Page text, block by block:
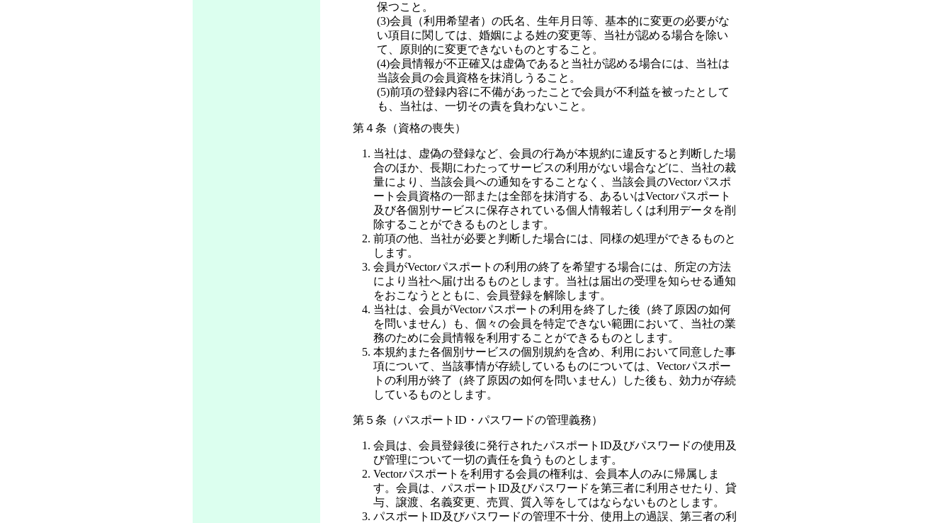
保つこと。
(3)会員（利用希望者）の氏名、生年月日等、基本的に変更の必要がな
い項目に関しては、婚姻による姓の変更等、当社が認める場合を除い
て、原則的に変更できないものとすること。
(4)会員情報が不正確又は虚偽であると当社が認める場合には、当社は
当該会員の会員資格を抹消しうること。
(5)前項の登録内容に不備があったことで会員が不利益を被ったとして
も、当社は、一切その責を負わないこと。
第４条（資格の喪失）
当社は、虚偽の登録など、会員の行為が本規約に違反すると判断した場
合のほか、長期にわたってサービスの利用がない場合などに、当社の裁
量により、当該会員への通知をすることなく、当該会員のVectorパスポ
ート会員資格の一部または全部を抹消する、あるいはVectorパスポート
及び各個別サービスに保存されている個人情報若しくは利用データを削
除することができるものとします。
前項の他、当社が必要と判断した場合には、同様の処理ができるものと
します。
会員がVectorパスポートの利用の終了を希望する場合には、所定の方法
により当社へ届け出るものとします。当社は届出の受理を知らせる通知
をおこなうとともに、会員登録を解除します。
当社は、会員がVectorパスポートの利用を終了した後（終了原因の如何
を問いません）も、個々の会員を特定できない範囲において、当社の業
務のために会員情報を利用することができるものとします。
本規約また各個別サービスの個別規約を含め、利用において同意した事
項について、当該事情が存続しているものについては、Vectorパスポー
トの利用が終了（終了原因の如何を問いません）した後も、効力が存続
しているものとします。
第５条（パスポートID・パスワードの管理義務）
会員は、会員登録後に発行されたパスポートID及びパスワードの使用及
び管理について一切の責任を負うものとします。
Vectorパスポートを利用する会員の権利は、会員本人のみに帰属しま
す。会員は、パスポートID及びパスワードを第三者に利用させたり、貸
与、譲渡、名義変更、売買、質入等をしてはならないものとします。
パスポートID及びパスワードの管理不十分、使用上の過誤、第三者の利